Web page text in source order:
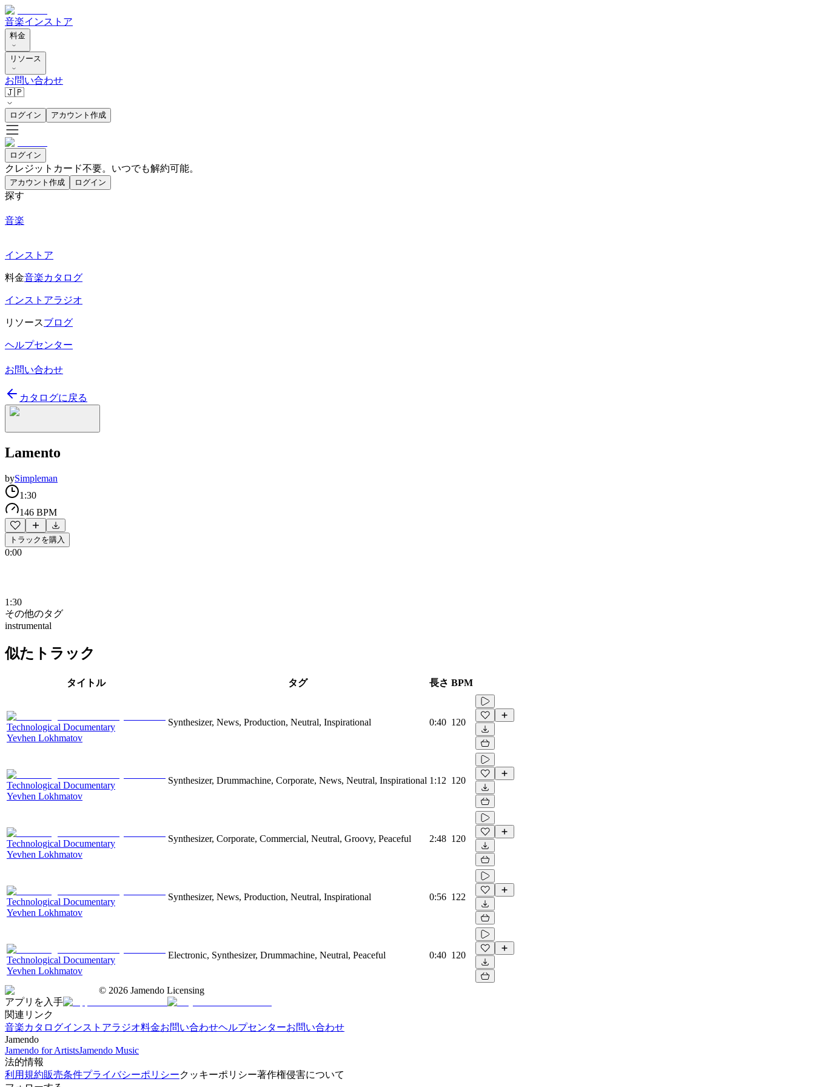
音楽インストア
料金
リソース
お問い合わせ
🇯🇵
ログイン アカウント作成
ログイン
クレジットカード不要。いつでも解約可能。
アカウント作成 ログイン
探す
音楽
インストア
料金音楽カタログ
インストアラジオ
リソースブログ
ヘルプセンター
お問い合わせ
カタログに戻る
Lamento
bySimpleman
1:30
146 BPM
トラックを購入
0:00
1:30
その他のタグ
instrumental
似たトラック
タイトル タグ 長さ BPM
Technological Documentary
Yevhen Lokhmatov
Synthesizer, News, Production, Neutral, Inspirational 0:40 120
Technological Documentary
Yevhen Lokhmatov
Synthesizer, Drummachine, Corporate, News, Neutral, Inspirational 1:12 120
Technological Documentary
Yevhen Lokhmatov
Synthesizer, Corporate, Commercial, Neutral, Groovy, Peaceful 2:48 120
Technological Documentary
Yevhen Lokhmatov
Synthesizer, News, Production, Neutral, Inspirational 0:56 122
Technological Documentary
Yevhen Lokhmatov
Electronic, Synthesizer, Drummachine, Neutral, Peaceful 0:40 120
© 2026 Jamendo Licensing
アプリを入手
関連リンク
音楽カタログインストアラジオ料金お問い合わせヘルプセンターお問い合わせ
Jamendo
Jamendo for ArtistsJamendo Music
法的情報
利用規約販売条件プライバシーポリシークッキーポリシー著作権侵害について